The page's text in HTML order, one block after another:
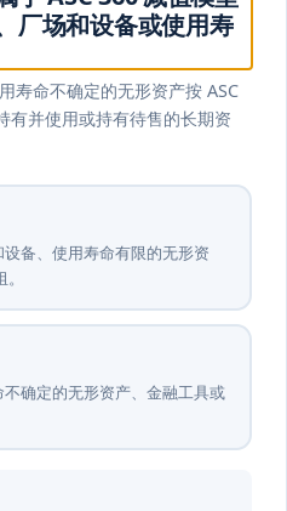
厂场和设备或使用寿
寿命不确定的无形资产按 ASC
有并使用或持有待售的长期资
备、使用寿命有限的无形资
确定的无形资产、金融工具或